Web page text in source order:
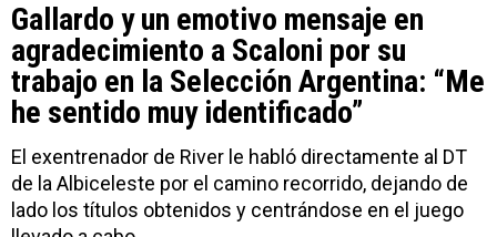
Gallardo y un emotivo mensaje en
agradecimiento a Scaloni por su
trabajo en la Selección Argentina: “Me
he sentido muy identificado”
El exentrenador de River le habló directamente al DT
de la Albiceleste por el camino recorrido, dejando de
lado los títulos obtenidos y centrándose en el juego